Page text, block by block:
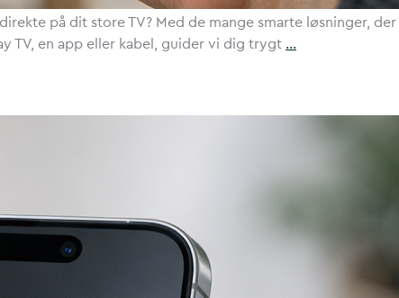
på dit store TV? Med de mange smarte løsninger,
TV, en app eller kabel, guider vi dig trygt …